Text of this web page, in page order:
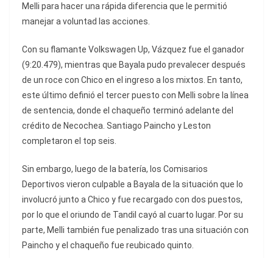
Melli para hacer una rápida diferencia que le permitió
manejar a voluntad las acciones.
Con su flamante Volkswagen Up, Vázquez fue el ganador
(9:20.479), mientras que Bayala pudo prevalecer después
de un roce con Chico en el ingreso a los mixtos. En tanto,
este último definió el tercer puesto con Melli sobre la línea
de sentencia, donde el chaqueño terminó adelante del
crédito de Necochea. Santiago Paincho y Leston
completaron el top seis.
Sin embargo, luego de la batería, los Comisarios
Deportivos vieron culpable a Bayala de la situación que lo
involucró junto a Chico y fue recargado con dos puestos,
por lo que el oriundo de Tandil cayó al cuarto lugar. Por su
parte, Melli también fue penalizado tras una situación con
Paincho y el chaqueño fue reubicado quinto.